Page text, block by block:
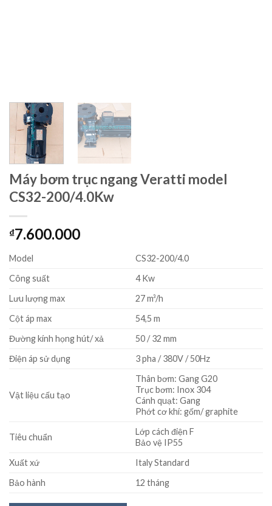
Máy bơm trục ngang Veratti model
CS32-200/4.0Kw
₫7.600.000
Model
CS32-200/4.0
Công suất
4 Kw
Lưu lượng max
27 m³/h
Cột áp max
54,5 m
Đường kính họng hút/ xả
50 / 32 mm
Điện áp sử dụng
3 pha / 380V / 50Hz
Vật liệu cấu tạo
Thân bơm: Gang G20
Trục bơm: Inox 304
Cánh quạt: Gang
Phớt cơ khí: gốm/ graphite
Tiêu chuẩn
Lớp cách điện F
Bảo vệ IP55
Xuất xứ
Italy Standard
Bảo hành
12 tháng